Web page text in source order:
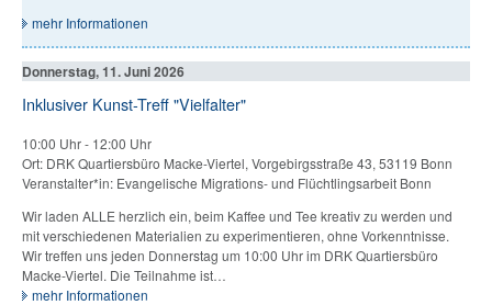
mehr Informationen
Donnerstag, 11. Juni 2026
Inklusiver Kunst-Treff "Vielfalter"
10:00 Uhr- 12:00 Uhr
Ort: DRK Quartiersbüro Macke-Viertel, Vorgebirgsstraße 43, 53119 Bonn
Veranstalter*in: Evangelische Migrations- und Flüchtlingsarbeit Bonn
Wir laden ALLE herzlich ein, beim Kaffee und Tee kreativ zu werden und
mit verschiedenen Materialien zu experimentieren, ohne Vorkenntnisse.
Wir treffen uns jeden Donnerstag um 10:00 Uhr im DRK Quartiersbüro
Macke-Viertel. Die Teilnahme ist…
mehr Informationen